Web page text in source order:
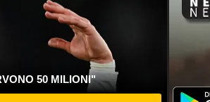
50 MILIONI"